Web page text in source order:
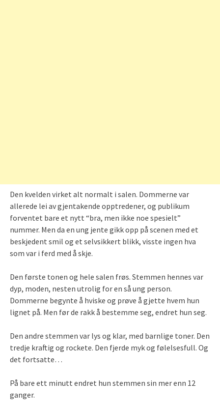
Den kvelden virket alt normalt i salen. Dommerne var
allerede lei av gjentakende opptredener, og publikum
forventet bare et nytt “bra, men ikke noe spesielt”
nummer. Men da en ung jente gikk opp på scenen med et
beskjedent smil og et selvsikkert blikk, visste ingen hva
som var i ferd med å skje.
Den første tonen og hele salen frøs. Stemmen hennes var
dyp, moden, nesten utrolig for en så ung person.
Dommerne begynte å hviske og prøve å gjette hvem hun
lignet på. Men før de rakk å bestemme seg, endret hun seg.
Den andre stemmen var lys og klar, med barnlige toner. Den
tredje kraftig og rockete. Den fjerde myk og følelsesfull. Og
det fortsatte…
På bare ett minutt endret hun stemmen sin mer enn 12
ganger.